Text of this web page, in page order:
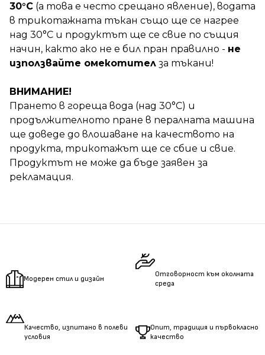
30°C (а това е често срещано явление), водата
в трикотажната тъкан също ще се нагрее
над 30°C и продуктът ще се свие по същия
начин, както ако не е бил пран правилно - не
използвайте омекотител за тъкани!
ВНИМАНИЕ!
Прането в гореща вода (над 30°С) и
продължителното пране в пералната машина
ще доведе до влошаване на качеството на
продукта, трикотажът ще се сбие и свие.
Продуктът не може да бъде заявен за
рекламация.
Модерен стил и дизайн
Отговорност към околната
среда
Качество, изпитано в полеви
условия
Опит, традиция и първокласно
качество